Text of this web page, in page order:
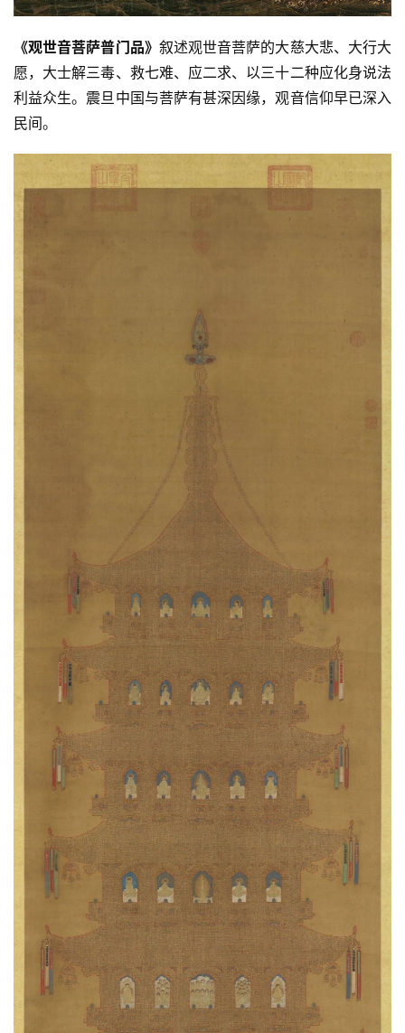
纪
录
佛
艺
《观世音菩萨普门品》 叙述观世音菩萨的大慈大悲、大行大
愿，大士解三毒、救七难、应二求、以三十二种应化身说法
利益众生。震旦中国与菩萨有甚深因缘，观音信仰早已深入
民间。